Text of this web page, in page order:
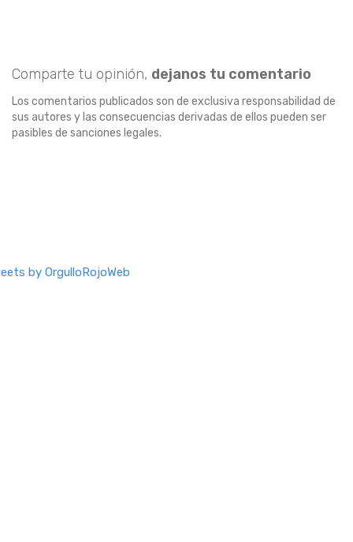
Comparte tu opinión, dejanos tu comentario
Los comentarios publicados son de exclusiva responsabilidad de
sus autores y las consecuencias derivadas de ellos pueden ser
pasibles de sanciones legales.
by OrgulloRojoWeb